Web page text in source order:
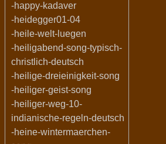
-happy-kadaver
-heidegger01-04
-heile-welt-luegen
-heiligabend-song-typisch-
christlich-deutsch
-heilige-dreieinigkeit-song
-heiliger-geist-song
-heiliger-weg-10-
indianische-regeln-deutsch
-heine-wintermaerchen-